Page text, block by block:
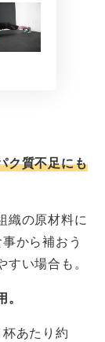
ク質不足にも
織の原材料に
から補おう
い場合も。
あたり約